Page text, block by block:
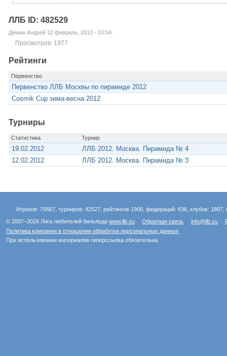
ЛЛБ ID: 482529
Дёмин Андрей 12 февраль, 2012 - 10:54
Просмотров: 1977
Рейтинги
Первенство
Первенство ЛЛБ Москвы по пирамиде 2012
Cosmik Cup зима-весна 2012
Турниры
Статистика Турнир
19.02.2012
ЛЛБ 2012. Москва. Пирамида № 4
12.02.2012
ЛЛБ 2012. Москва. Пирамида № 3
Игроков: 75667, турниров: 42527, рейтингов 1900, федераций: 836, клубов:
© 2007–2026 Лига любителей бильярдаwww.llb.su Обратная связь info@llb.su
Политика компании в отношении обработки персональных данных
При использовании материалов гиперссылка обязательна.